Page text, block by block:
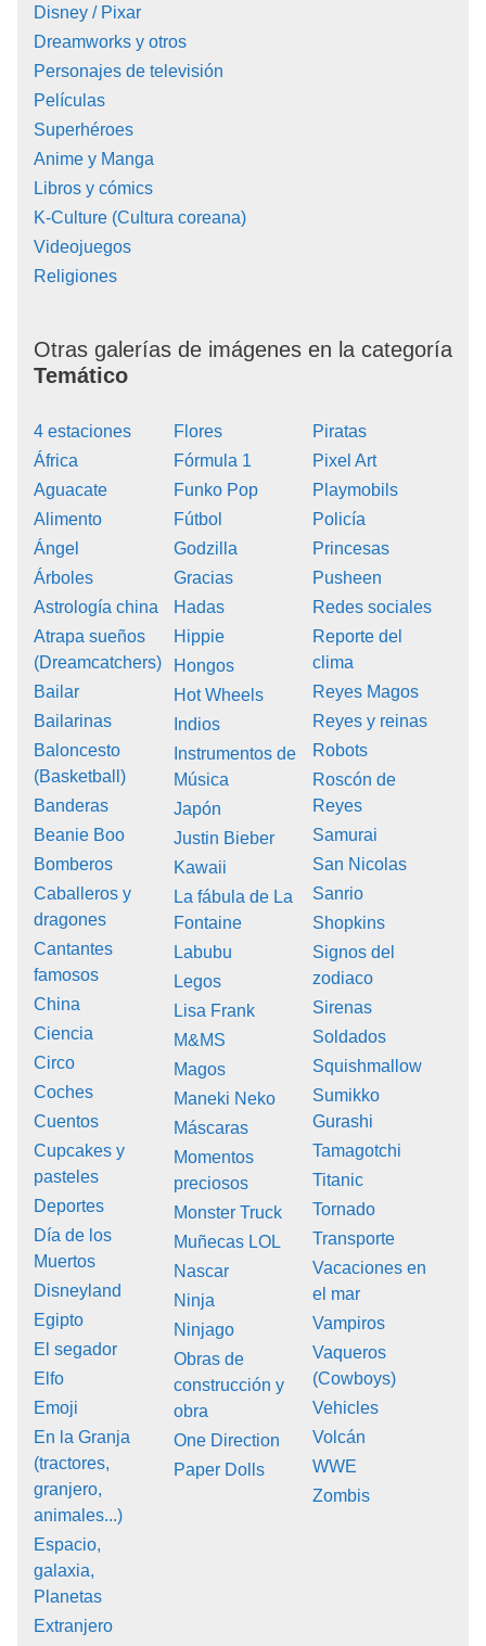
Disney / Pixar
Dreamworks y otros
Personajes de televisión
Películas
Superhéroes
Anime y Manga
Libros y cómics
K-Culture (Cultura coreana)
Videojuegos
Religiones
Otras galerías de imágenes en la categoría
Temático
4 estaciones
África
Aguacate
Alimento
Ángel
Árboles
Astrología china
Atrapa sueños
(Dreamcatchers)
Bailar
Bailarinas
Baloncesto
(Basketball)
Banderas
Beanie Boo
Bomberos
Caballeros y
dragones
Cantantes
famosos
China
Ciencia
Circo
Coches
Cuentos
Cupcakes y
pasteles
Deportes
Día de los
Muertos
Disneyland
Egipto
El segador
Elfo
Emoji
En la Granja
(tractores,
granjero,
animales...)
Espacio,
galaxia,
Planetas
Extranjero
Flores
Fórmula 1
Funko Pop
Fútbol
Godzilla
Gracias
Hadas
Hippie
Hongos
Hot Wheels
Indios
Instrumentos de
Música
Japón
Justin Bieber
Kawaii
La fábula de La
Fontaine
Labubu
Legos
Lisa Frank
M&MS
Magos
Maneki Neko
Máscaras
Momentos
preciosos
Monster Truck
Muñecas LOL
Nascar
Ninja
Ninjago
Obras de
construcción y
obra
One Direction
Paper Dolls
Piratas
Pixel Art
Playmobils
Policía
Princesas
Pusheen
Redes sociales
Reporte del
clima
Reyes Magos
Reyes y reinas
Robots
Roscón de
Reyes
Samurai
San Nicolas
Sanrio
Shopkins
Signos del
zodiaco
Sirenas
Soldados
Squishmallow
Sumikko
Gurashi
Tamagotchi
Titanic
Tornado
Transporte
Vacaciones en
el mar
Vampiros
Vaqueros
(Cowboys)
Vehicles
Volcán
WWE
Zombis